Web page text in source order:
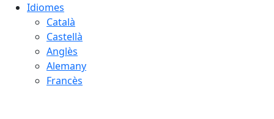
Idiomes
Català
Castellà
Anglès
Alemany
Francès